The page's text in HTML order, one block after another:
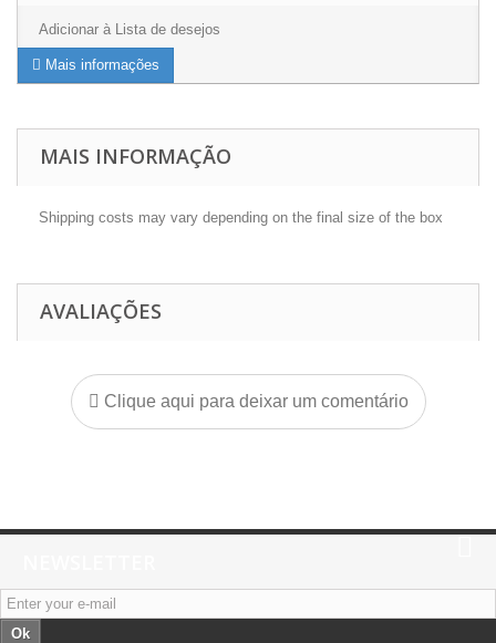
Adicionar à Lista de desejos
Mais informações
MAIS INFORMAÇÃO
Shipping costs may vary depending on the final size of the box
AVALIAÇÕES
Clique aqui para deixar um comentário
Ok